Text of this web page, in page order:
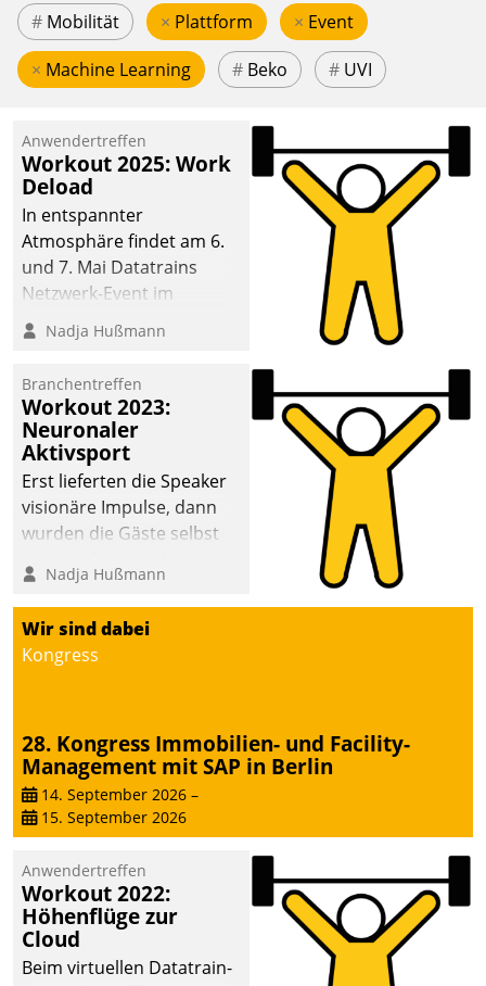
# Mobilität × Plattform × Event
× Machine Learning # Beko # UVI
Anwendertreffen
Workout 2025: Work
Deload
In entspannter
Atmosphäre findet am 6.
und 7. Mai Datatrains
Netzwerk-Event im
Kunden- und Partnerkreis
statt. Zentrale Frage: Wie
Mammutprojekte
meistern und Workloads
wuppen – bei zunehmend
anspruchsvollen
Aufgaben und
abnehmendem
Nadja Hußmann
Branchentreffen
Workout 2023:
Neuronaler
Aktivsport
Erst lieferten die Speaker
visionäre Impulse, dann
wurden die Gäste selbst
methodisch
Vernetzungsideen fürs
Quartier. Dazwischen
zeigte Datatrain, was es
Nadja Hußmann
Wir sind dabei
Kongress
28. Kongress Immobilien- und Facility-
Management mit SAP in Berlin
14. September 2026 –
15. September 2026
Anwendertreffen
Workout 2022:
Höhenflüge zur
Cloud
Beim virtuellen Datatrain-